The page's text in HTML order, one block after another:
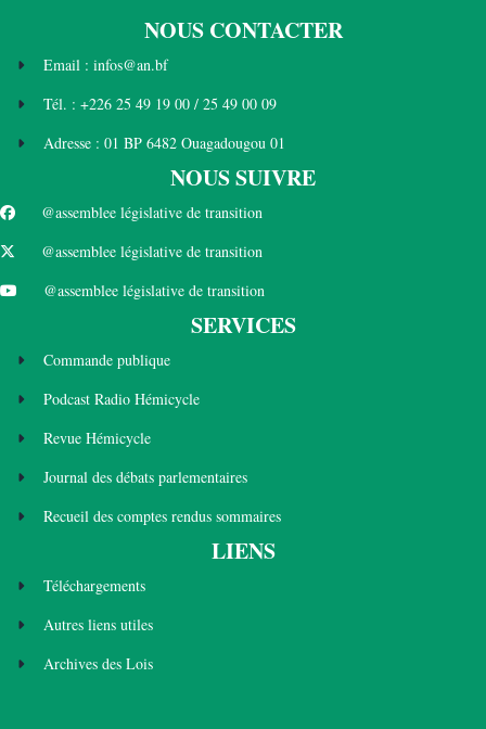
NOUS CONTACTER
Email : infos@an.bf
Tél. : +226 25 49 19 00 / 25 49 00 09
Adresse : 01 BP 6482 Ouagadougou 01
NOUS SUIVRE
@assemblee législative de transition
@assemblee législative de transition
@assemblee législative de transition
SERVICES
Commande publique
Podcast Radio Hémicycle
Revue Hémicycle
Journal des débats parlementaires
Recueil des comptes rendus sommaires
LIENS
Téléchargements
Autres liens utiles
Archives des Lois